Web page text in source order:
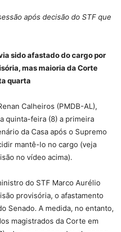
após decisão do STF que
sido afastado do cargo por
mas maioria da Corte
quarta
Calheiros (PMDB-AL),
quinta-feira (8) a primeira
da Casa após o Supremo
mantê-lo no cargo (veja
no vídeo acima).
do STF Marco Aurélio
provisória, o afastamento
Senado. A medida, no entanto,
magistrados da Corte em